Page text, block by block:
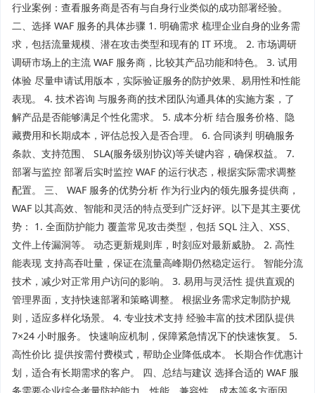
行业案例：查看服务商是否有与自身行业类似的成功部署经验。
二、选择 WAF 服务的具体步骤 1. 明确需求 梳理企业自身的业务需
求，包括流量规模、潜在攻击类型和现有的 IT 环境。 2. 市场调研
调研市场上的主流 WAF 服务商，比较其产品功能和特色。 3. 试用
体验 尽量申请试用版本，实际验证服务的防护效果、易用性和性能
表现。 4. 技术咨询 与服务商的技术团队沟通具体的实施方案，了
解产品是否能够满足个性化需求。 5. 成本分析 结合服务价格、隐
藏费用和长期成本，评估总投入是否合理。 6. 合同谈判 明确服务
条款、支持范围、 SLA(服务级别协议)等关键内容，确保权益。 7.
部署与监控 部署后实时监控 WAF 的运行状态，根据实际需求调整
配置。 三、 WAF 服务的优势分析 作为行业内的领先服务提供商，
WAF 以其高效、智能和灵活的特点受到广泛好评。以下是其主要优
势： 1. 全面防护能力 覆盖常见攻击类型，包括 SQL 注入、XSS、
文件上传漏洞等。 动态更新规则库，时刻应对最新威胁。 2. 高性
能表现 支持高吞吐量，保证在流量高峰期仍然稳定运行。 智能分流
技术，减少对正常用户访问的影响。 3. 易用与灵活性 提供直观的
管理界面，支持快速部署和策略调整。 根据业务需求定制防护规
则，适应多样化场景。 4. 专业技术支持 经验丰富的技术团队提供
7×24 小时服务。 快速响应机制，保障紧急情况下的快速恢复。 5.
高性价比 提供按需付费模式，帮助企业降低成本。 长期合作优惠计
划，适合有长期需求的客户。 四、总结与建议 选择合适的 WAF 服